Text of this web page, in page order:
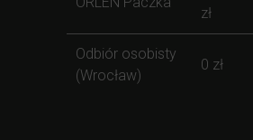
zł
Odbiór osobisty
(Wrocław)
0 zł